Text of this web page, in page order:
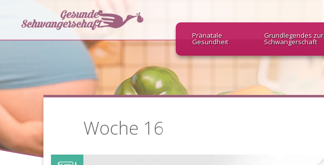
Pränatale
Gesundheit
Grundlegendes zur
Schwangerschaft
Woche 16